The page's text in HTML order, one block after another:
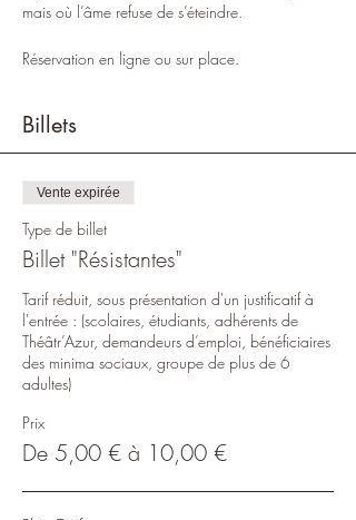
mais où l’âme refuse de s’éteindre.
Réservation en ligne ou sur place.
Billets
Vente expirée
Type de billet
Billet "Résistantes"
Tarif réduit, sous présentation d'un justificatif à
l'entrée : (scolaires, étudiants, adhérents de
Théâtr’Azur, demandeurs d’emploi, bénéficiaires
des minima sociaux, groupe de plus de 6
adultes)
Prix
De 5,00 € à 10,00 €